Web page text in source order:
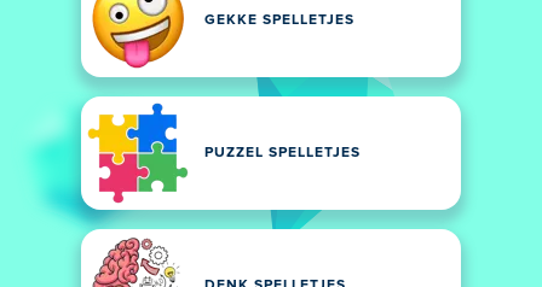
GEKKE SPELLETJES
PUZZEL SPELLETJES